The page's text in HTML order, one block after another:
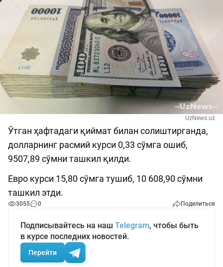
UzNews.uz
Ўтган ҳафтадаги қиймат билан солиштирганда,
долларнинг расмий курси 0,33 сўмга ошиб,
9507,89 сўмни ташкил қилди.
Евро курси 15,80 сўмга тушиб, 10 608,90 сўмни
ташкил этди.
3055 0 Поделиться
Подписывайтесь на наш Telegram, чтобы быть
в курсе последних новостей.
Перейти